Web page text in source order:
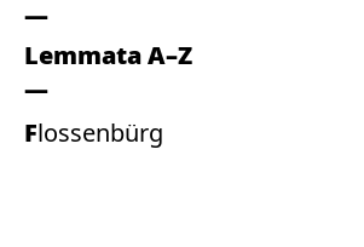
Lemmata A–Z
Flossenbürg